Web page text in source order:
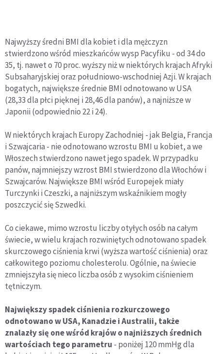
Najwyższy średni BMI dla kobiet i dla mężczyzn
stwierdzono wśród mieszkańców wysp Pacyfiku - od 34 do
35, tj. nawet o 70 proc. wyższy niż w niektórych krajach Afryki
Subsaharyjskiej oraz południowo-wschodniej Azji. W krajach
bogatych, największe średnie BMI odnotowano w USA
(28,33 dla płci pięknej i 28,46 dla panów), a najniższe w
Japonii (odpowiednio 22 i 24).
W niektórych krajach Europy Zachodniej - jak Belgia, Francja
i Szwajcaria - nie odnotowano wzrostu BMI u kobiet, a we
Włoszech stwierdzono nawet jego spadek. W przypadku
panów, najmniejszy wzrost BMI stwierdzono dla Włochów i
Szwajcarów. Największe BMI wśród Europejek miały
Turczynki i Czeszki, a najniższym wskaźnikiem mogły
poszczycić się Szwedki.
Co ciekawe, mimo wzrostu liczby otyłych osób na całym
świecie, w wielu krajach rozwiniętych odnotowano spadek
skurczowego ciśnienia krwi (wyższa wartość ciśnienia) oraz
całkowitego poziomu cholesterolu. Ogólnie, na świecie
zmniejszyła się nieco liczba osób z wysokim ciśnieniem
tętniczym.
Największy spadek ciśnienia rozkurczowego
odnotowano w USA, Kanadzie i Australii, także
znalazły się one wśród krajów o najniższych średnich
wartościach tego parametru - poniżej 120 mmHg dla